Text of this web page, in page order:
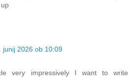
junij 2026 ob 10:09
very impressively I want to write